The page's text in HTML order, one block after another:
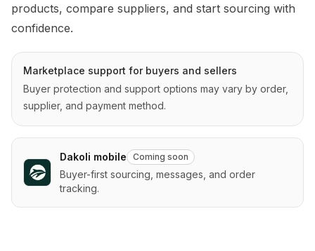
products, compare suppliers, and start sourcing with
confidence.
Marketplace support for buyers and sellers
Buyer protection and support options may vary by order,
supplier, and payment method.
Dakoli mobile Coming soon
Buyer-first sourcing, messages, and order
tracking.